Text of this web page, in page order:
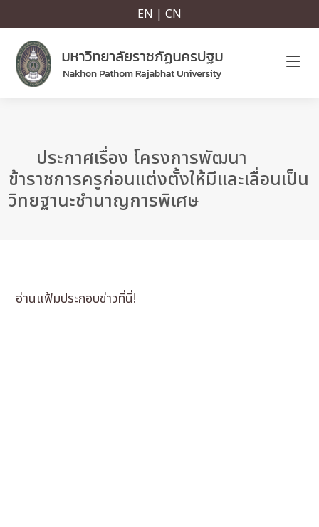
EN | CN
ประกาศเรื่อง โครงการพัฒนา
ข้าราชการครูก่อนแต่งตั้งให้มีและเลื่อนเป็น
วิทยฐานะชำนาญการพิเศษ
อ่านแฟ้มประกอบข่าวที่นี่!